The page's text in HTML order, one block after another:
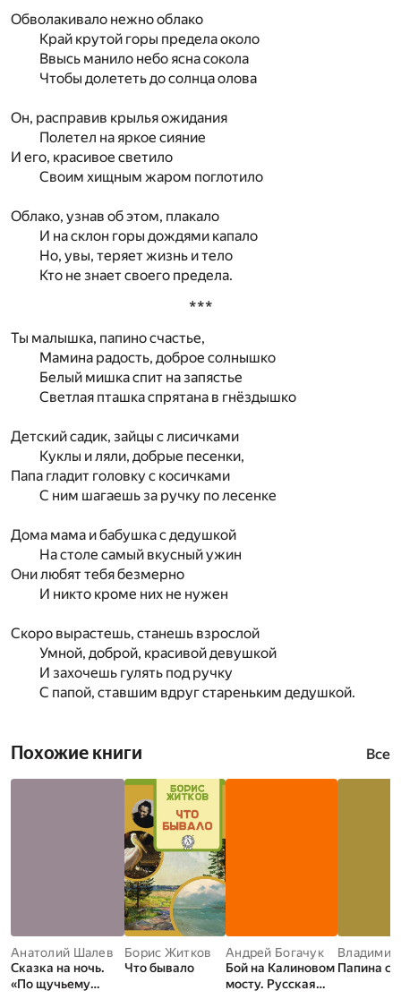
Обволакивало нежно облако
Край крутой горы предела около
Ввысь манило небо ясна сокола
Чтобы долететь до солнца олова
Он, расправив крылья ожидания
Полетел на яркое сияние
И его, красивое светило
Своим хищным жаром поглотило
Облако, узнав об этом, плакало
И на склон горы дождями капало
Но, увы, теряет жизнь и тело
Кто не знает своего предела.
***
Ты малышка, папино счастье,
Мамина радость, доброе солнышко
Белый мишка спит на запястье
Светлая пташка спрятана в гнёздышко
Детский садик, зайцы с лисичками
Куклы и ляли, добрые песенки,
Папа гладит головку с косичками
С ним шагаешь за ручку по лесенке
Дома мама и бабушка с дедушкой
На столе самый вкусный ужин
Они любят тебя безмерно
И никто кроме них не нужен
Скоро вырастешь, станешь взрослой
Умной, доброй, красивой девушкой
И захочешь гулять под ручку
С папой, ставшим вдруг стареньким дедушкой.
Похожие книги Все
Анатолий Шалев
Сказка на ночь.
«По щучьему
Борис Житков
Что бывало
Андрей Богачук
Бой на Калиновом
мосту. Русская
Папина